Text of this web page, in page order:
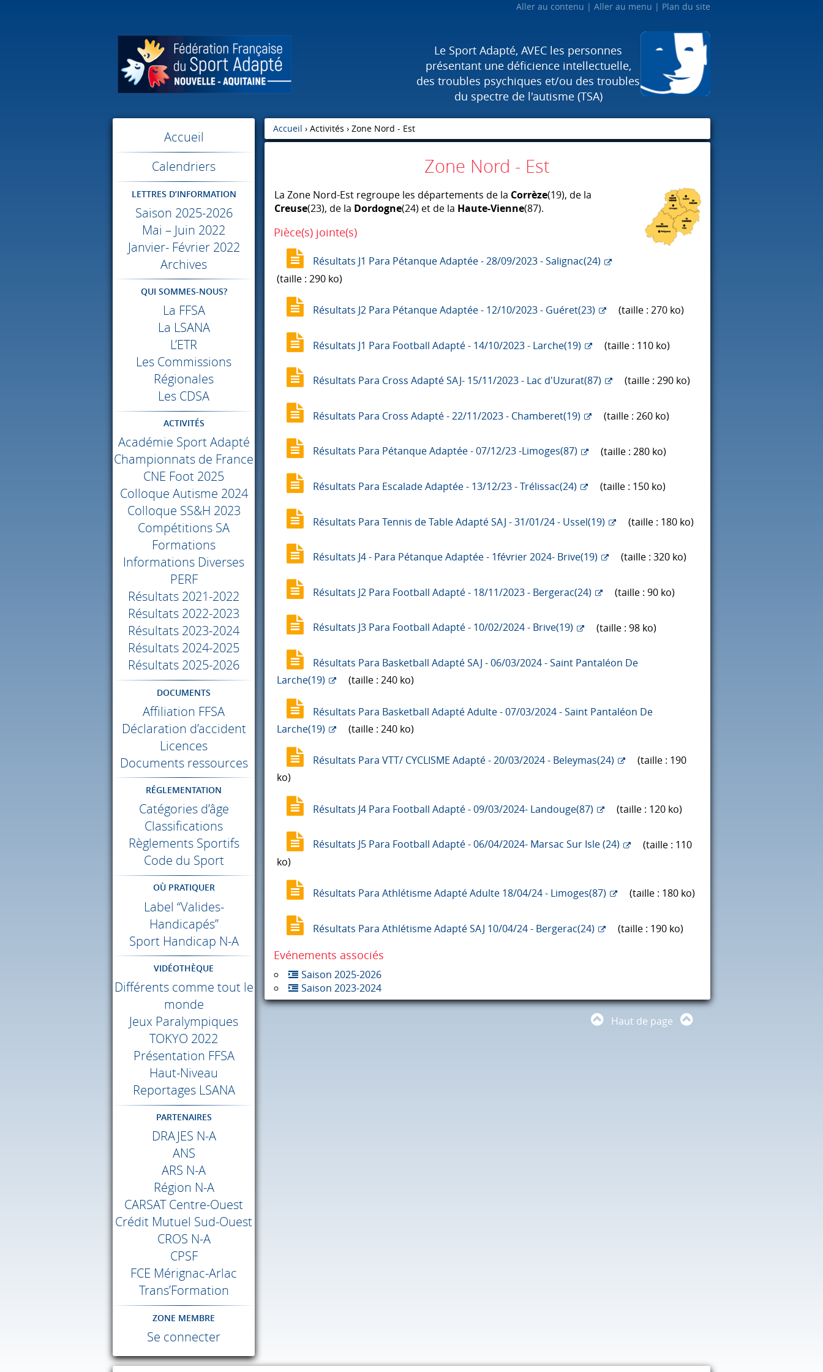
Aller au contenu Aller au menu Plan du site
Le Sport Adapté, AVEC les personnes
présentant une déficience intellectuelle,
des troubles psychiques et/ou des troubles
du spectre de l'autisme (TSA)
Accueil
Calendriers
LETTRES D’INFORMATION
Saison 2025-2026
Mai – Juin 2022
Janvier- Février 2022
Archives
QUI SOMMES-NOUS?
La FFSA
La LSANA
L’ETR
Les Commissions
Régionales
Les CDSA
ACTIVITÉS
Académie Sport Adapté
Championnats de France
CNE Foot 2025
Colloque Autisme 2024
Colloque SS&H 2023
Compétitions SA
Formations
Informations Diverses
PERF
Résultats 2021-2022
Résultats 2022-2023
Résultats 2023-2024
Résultats 2024-2025
Résultats 2025-2026
DOCUMENTS
Affiliation FFSA
Déclaration d’accident
Licences
Documents ressources
RÉGLEMENTATION
Catégories d’âge
Classifications
Règlements Sportifs
Code du Sport
OÙ PRATIQUER
Label “Valides-
Handicapés”
Sport Handicap N-A
VIDÉOTHÈQUE
Différents comme tout le
monde
Jeux Paralympiques
TOKYO 2022
Présentation FFSA
Haut-Niveau
Reportages LSANA
PARTENAIRES
DRAJES N-A
ANS
ARS N-A
Région N-A
CARSATCentre-Ouest
Crédit Mutuel Sud-Ouest
CROS N-A
CPSF
FCE Mérignac-Arlac
Trans’Formation
ZONE MEMBRE
Se connecter
Accueil › Activités ›Zone Nord - Est
Zone Nord - Est
La Zone Nord-Est regroupe les départements de la Corrèze(19), de la
Creuse(23), de la Dordogne(24) et de la Haute-Vienne(87).
Pièce(s) jointe(s)
Résultats J1 Para Pétanque Adaptée - 28/09/2023 - Salignac(24)
(taille : 290 ko)
Résultats J2 Para Pétanque Adaptée - 12/10/2023 - Guéret(23) (taille : 270 ko)
Résultats J1 Para Football Adapté - 14/10/2023 - Larche(19) (taille : 110 ko)
Résultats Para Cross Adapté SAJ- 15/11/2023 - Lac d'Uzurat(87) (taille : 290 ko)
Résultats Para Cross Adapté - 22/11/2023 - Chamberet(19) (taille : 260 ko)
Résultats Para Pétanque Adaptée - 07/12/23 -Limoges(87) (taille : 280 ko)
Résultats Para Escalade Adaptée - 13/12/23 - Trélissac(24) (taille : 150 ko)
Résultats Para Tennis de Table Adapté SAJ - 31/01/24 - Ussel(19) (taille : 180 ko)
Résultats J4 - Para Pétanque Adaptée - 1février 2024- Brive(19) (taille : 320 ko)
Résultats J2 Para Football Adapté - 18/11/2023 - Bergerac(24) (taille : 90 ko)
Résultats J3 Para Football Adapté - 10/02/2024 - Brive(19) (taille : 98 ko)
Résultats Para Basketball Adapté SAJ - 06/03/2024 - Saint Pantaléon De
Larche(19)
(taille : 240 ko)
Résultats Para Basketball Adapté Adulte - 07/03/2024 - Saint Pantaléon De
Larche(19)
(taille : 240 ko)
Résultats Para VTT/ CYCLISME Adapté - 20/03/2024 - Beleymas(24)
(taille : 190
ko)
Résultats J4 Para Football Adapté - 09/03/2024- Landouge(87) (taille : 120 ko)
Résultats J5 Para Football Adapté - 06/04/2024- Marsac Sur Isle (24)
(taille : 110
ko)
Résultats Para Athlétisme Adapté Adulte 18/04/24 - Limoges(87) (taille : 180 ko)
Résultats Para Athlétisme Adapté SAJ 10/04/24 - Bergerac(24) (taille : 190 ko)
Evénements associés
Saison 2025-2026
Saison 2023-2024
Haut de page